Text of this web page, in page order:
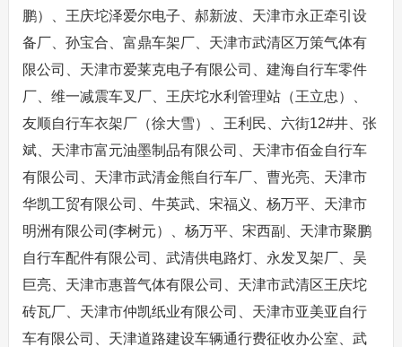
鹏）、王庆坨泽爱尔电子、郝新波、天津市永正牵引设
备厂、孙宝合、富鼎车架厂、天津市武清区万策气体有
限公司、天津市爱莱克电子有限公司、建海自行车零件
厂、维一减震车叉厂、王庆坨水利管理站（王立忠）、
友顺自行车衣架厂（徐大雪）、王利民、六街12#井、张
斌、天津市富元油墨制品有限公司、天津市佰金自行车
有限公司、天津市武清金熊自行车厂、曹光亮、天津市
华凯工贸有限公司、牛英武、宋福义、杨万平、天津市
明洲有限公司(李树元）、杨万平、宋西副、天津市聚鹏
自行车配件有限公司、武清供电路灯、永发叉架厂、吴
巨亮、天津市惠普气体有限公司、天津市武清区王庆坨
砖瓦厂、天津市仲凯纸业有限公司、天津市亚美亚自行
车有限公司、天津道路建设车辆通行费征收办公室、武